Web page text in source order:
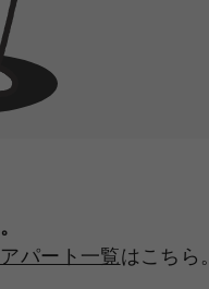
パート一覧はこちら